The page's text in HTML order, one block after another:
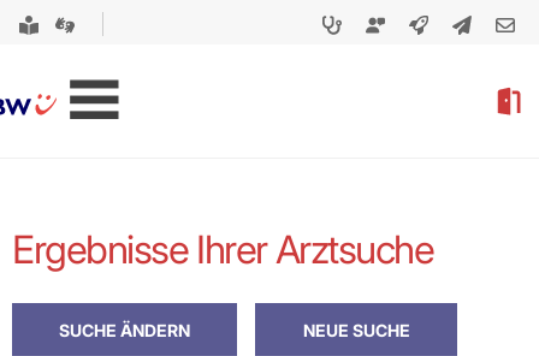
Ergebnisse Ihrer Arztsuche